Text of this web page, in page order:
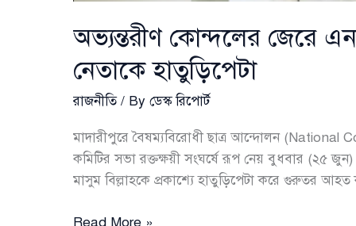
অভ্যন্তরীণ কোন্দলের জেরে
নেতাকে হাতুড়িপেটা
রাজনীতি/ By ডেস্ক রিপোর্ট
মাদারীপুরে বৈষম্যবিরোধী ছাত্র আন্দোলন
কমিটির সভা রক্তক্ষয়ী সংঘর্ষে রূপ নেয় বুধবার (২৫ জুন)
মাসুম বিল্লাহকে প্রকাশ্যে হাতুড়িপেটা করে গুরুতর আহত
অভ্যন্তরীণ
Read More »